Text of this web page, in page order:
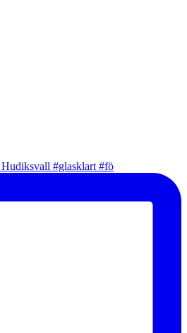
#glasklart #fö